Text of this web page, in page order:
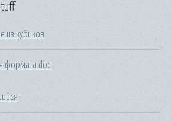
из кубиков
формата doc